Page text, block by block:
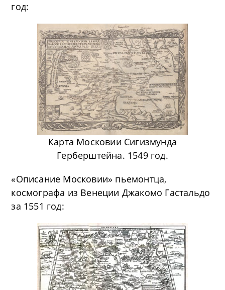
год:
Карта Московии Сигизмунда
Герберштейна. 1549 год.
«Описание Московии» пьемонтца,
космографа из Венеции Джакомо Гаcтальдо
за 1551 год: